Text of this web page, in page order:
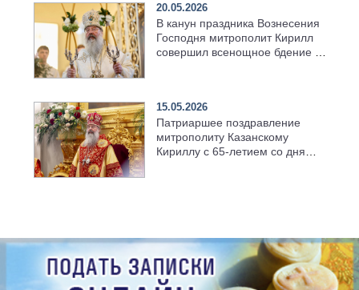
20.05.2026
В канун праздника Вознесения
Господня митрополит Кирилл
совершил всенощное бдение в
15.05.2026
Патриаршее поздравление
митрополиту Казанскому
Кириллу с 65-летием со дня